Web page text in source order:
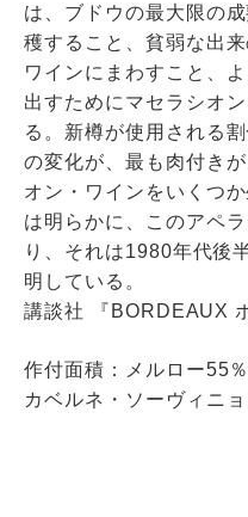
は、ブドウの最大限の
穫すること、貧弱な出
ワインにまわすこと、
出すためにマセラシオ
る。新樽が使用される
の変化が、最も肉付き
オン・ワインをいくつ
は明らかに、このアペ
り、それは1980年代後
明している。
講談社 『BORDEAUX
作付面積：メルロー55
カベルネ・ソーヴィニ